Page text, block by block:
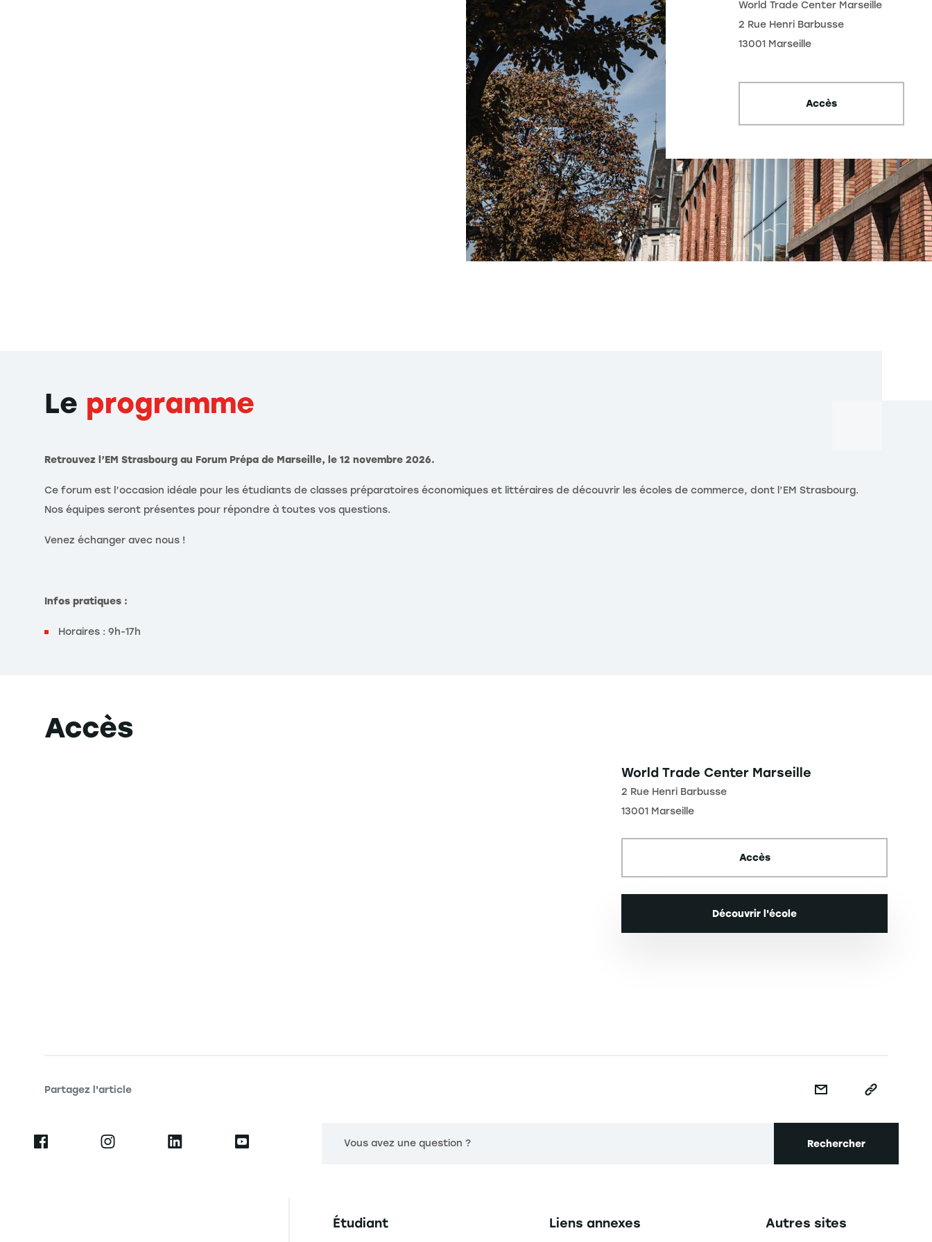
World Trade Center Marseille
2 Rue Henri Barbusse
13001 Marseille
Accès
Le programme
Retrouvez l’EM Strasbourg au Forum Prépa de Marseille, le 12 novembre 2026.
Ce forum est l’occasion idéale pour les étudiants de classes préparatoires économiques et littéraires de découvrir les écoles de commerce, dont l’EM Strasbourg.
Nos équipes seront présentes pour répondre à toutes vos questions.
Venez échanger avec nous !
Infos pratiques :
Horaires : 9h-17h
Accès
World Trade Center Marseille
2 Rue Henri Barbusse
13001 Marseille
Accès
Découvrir l'école
Partagez l'article
Vous avez une question ? Rechercher
Navigation principale footer
Étudiant Navigation secondaire footer
Liens annexes Navigation tertiaire footer
Autres sites